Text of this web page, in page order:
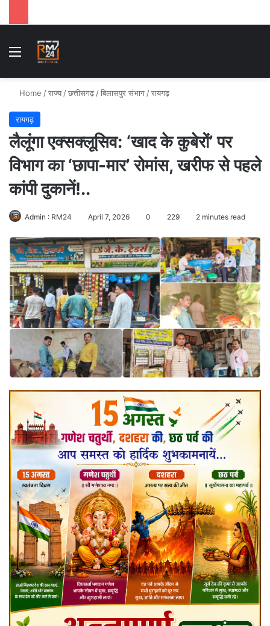
Menu
Home /राज्य /छत्तीसगढ़ /बिलासपुर संभाग /रायगढ़
रायगढ़
लैलूंगा एक्सक्लूसिव: ‘खाद के कुबेरों’ पर
विभाग का ‘छापा-मार’ रोमांस, खरीफ से पहले
कांपी दुकानें!..
Admin : RM24 April 7, 2026 0 229 2 minutes read